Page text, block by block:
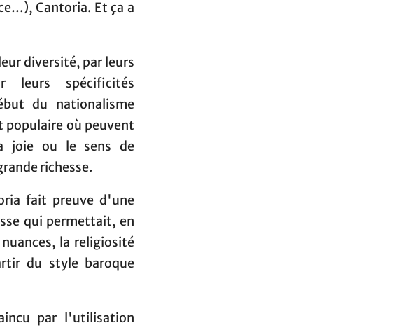
Cantoria. Et ça a
diversité, par leurs
leurs spécificités
du nationalisme
populaire où peuvent
joie ou le sens de
richesse.
fait preuve d'une
qui permettait, en
la religiosité
du style baroque
par l'utilisation